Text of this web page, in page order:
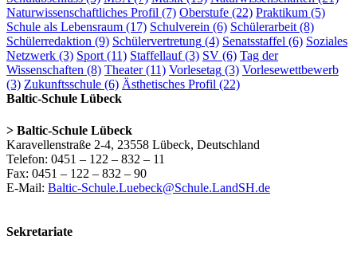
Naturwissenschaftliches Profil (7) Oberstufe (22) Praktikum (5)
Schule als Lebensraum (17) Schulverein (6) Schülerarbeit(8)
Schülerredaktion (9) Schülervertretung (4) Senatsstaffel (6) Soziales
Netzwerk (3) Sport(11) Staffellauf(3) SV (6) Tag der
Wissenschaften (8) Theater(11) Vorlesetag (3) Vorlesewettbewerb
(3) Zukunftsschule (6) Ästhetisches Profil (22)
Baltic-Schule Lübeck
> Baltic-Schule Lübeck
Karavellenstraße 2-4, 23558 Lübeck, Deutschland
Telefon: 0451 – 122 – 832 – 11
Fax: 0451 – 122 – 832 – 90
E-Mail: Baltic-Schule.Luebeck@Schule.LandSH.de
Sekretariate